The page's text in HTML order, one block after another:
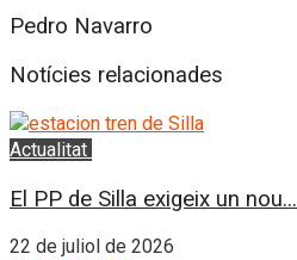
Pedro Navarro
Notícies relacionades
Actualitat
El PP de Silla exigeix un nou...
22 de juliol de 2026